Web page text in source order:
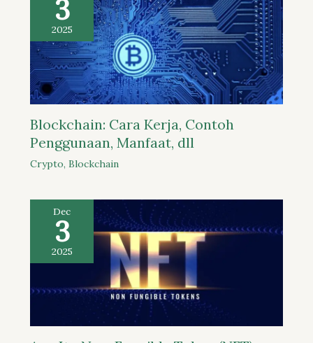
3
2025
Blockchain: Cara Kerja, Contoh
Penggunaan, Manfaat, dll
Crypto, Blockchain
Dec
3
2025